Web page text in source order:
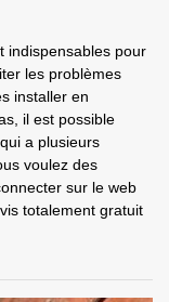
indispensables pour
les problèmes
installer en
il est possible
a plusieurs
voulez des
sur le web
totalement gratuit